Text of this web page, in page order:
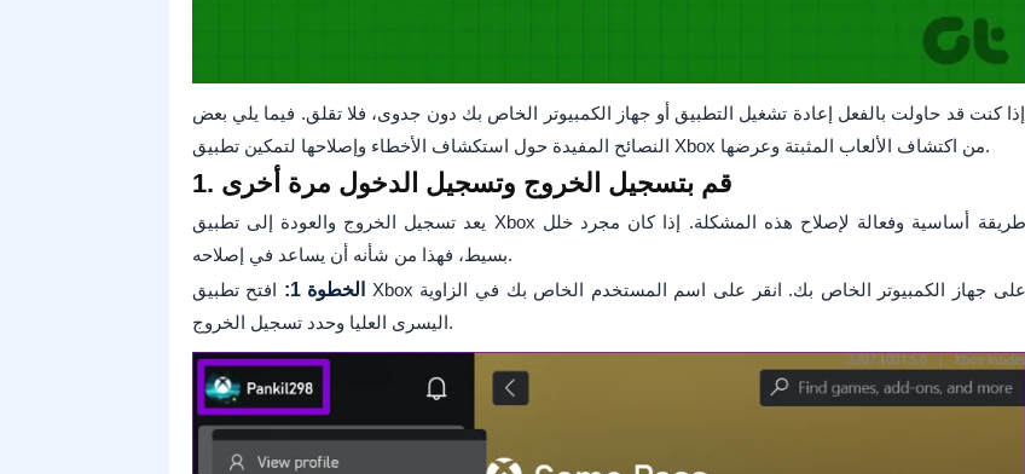
إذا كنت قد حاولت بالفعل إعادة تشغيل التطبيق أو جهاز الكمبيوتر الخاص بك دون جدوى، فلا تقلق. فيما يلي بعض
النصائح المفيدة حول استكشاف الأخطاء وإصلاحها لتمكين تطبيق Xbox من اكتشاف الألعاب المثبتة وعرضها.
1. قم بتسجيل الخروج وتسجيل الدخول مرة أخرى
يعد تسجيل الخروج والعودة إلى تطبيق Xbox طريقة أساسية وفعالة لإصلاح هذه المشكلة. إذا كان مجرد خلل
بسيط، فهذا من شأنه أن يساعد في إصلاحه.
الخطوة 1:
افتح تطبيق Xbox على جهاز الكمبيوتر الخاص بك. انقر على اسم المستخدم الخاص بك في الزاوية
اليسرى العليا وحدد تسجيل الخروج.